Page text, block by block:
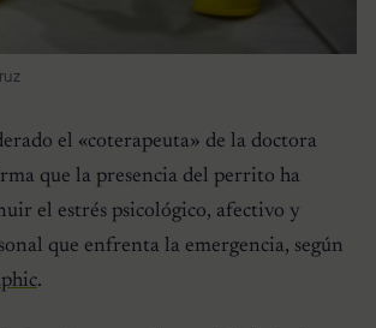
el «coterapeuta» de la doctora
que la presencia del perrito ha
el estrés psicológico, afectivo y
que enfrenta la emergencia, según
.